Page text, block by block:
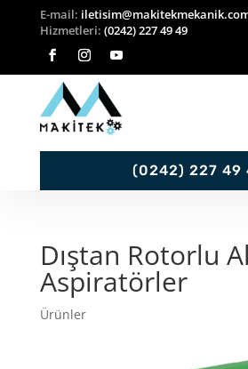
E-mail:
Hizmetleri: (0242) 227 49 49
(0242) 227 49
Dıştan Rotorlu
Aspiratörler
Ürünler